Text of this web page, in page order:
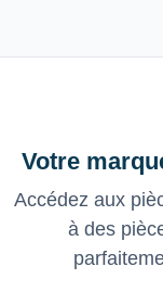
Votre
Accédez aux
à des